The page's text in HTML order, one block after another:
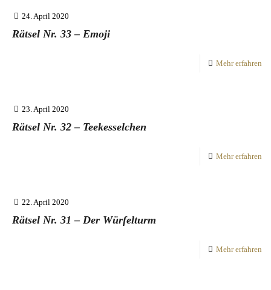
24. April 2020
Rätsel Nr. 33 – Emoji
Mehr erfahren
23. April 2020
Rätsel Nr. 32 – Teekesselchen
Mehr erfahren
22. April 2020
Rätsel Nr. 31 – Der Würfelturm
Mehr erfahren